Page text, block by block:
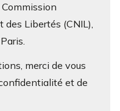
des Libertés (CNIL),
merci de vous
et de